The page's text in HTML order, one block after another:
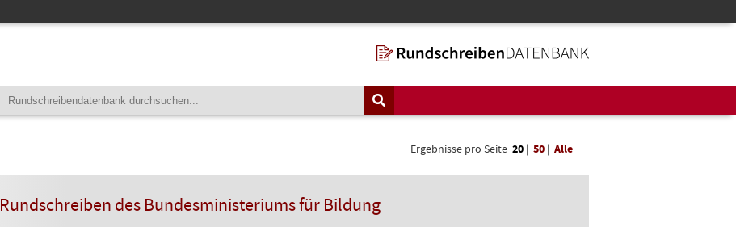
Ergebnisse pro Seite 20 | 50 | Alle
Rundschreiben des Bundesministeriums für Bildung